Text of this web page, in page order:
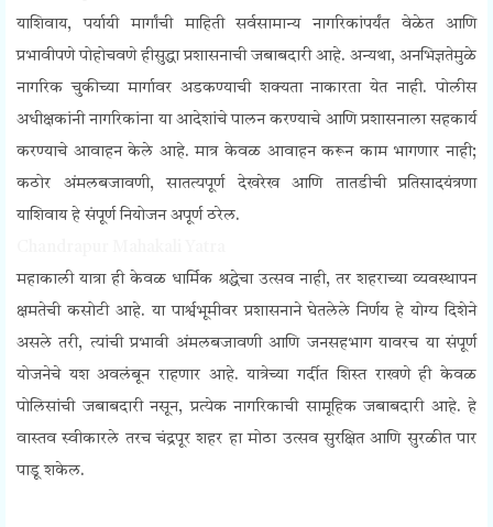
याशिवाय, पर्यायी मार्गांची माहिती सर्वसामान्य नागरिकांपर्यंत वेळेत आणि
प्रभावीपणे पोहोचवणे हीसुद्धा प्रशासनाची जबाबदारी आहे. अन्यथा, अनभिज्ञतेमुळे
नागरिक चुकीच्या मार्गावर अडकण्याची शक्यता नाकारता येत नाही.पोलीस
अधीक्षकांनी नागरिकांना या आदेशांचे पालन करण्याचे आणि प्रशासनाला सहकार्य
करण्याचे आवाहन केले आहे. मात्र केवळ आवाहन करून काम भागणार नाही;
कठोर अंमलबजावणी, सातत्यपूर्ण देखरेख आणि तातडीची प्रतिसादयंत्रणा
याशिवाय हे संपूर्ण नियोजन अपूर्ण ठरेल.
महाकाली यात्रा ही केवळ धार्मिक श्रद्धेचा उत्सव नाही, तर शहराच्या व्यवस्थापन
क्षमतेची कसोटी आहे. या पार्श्वभूमीवर प्रशासनाने घेतलेले निर्णय हे योग्य दिशेने
असले तरी, त्यांची प्रभावी अंमलबजावणी आणि जनसहभाग यावरच या संपूर्ण
योजनेचे यश अवलंबून राहणार आहे. यात्रेच्या गर्दीत शिस्त राखणे ही केवळ
पोलिसांची जबाबदारी नसून, प्रत्येक नागरिकाची सामूहिक जबाबदारी आहे. हे
वास्तव स्वीकारले तरच चंद्रपूर शहर हा मोठा उत्सव सुरक्षित आणि सुरळीत पार
पाडू शकेल.